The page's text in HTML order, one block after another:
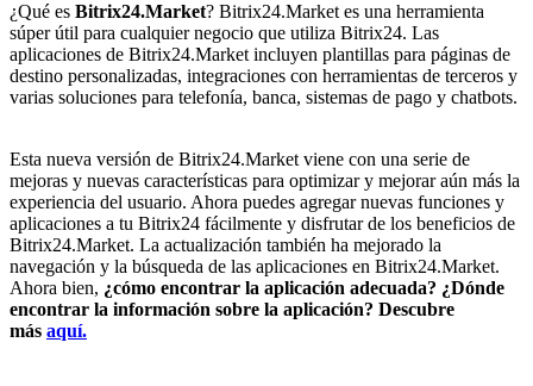
¿Qué es Bitrix24.Market? Bitrix24.Market es una herramienta
súper útil para cualquier negocio que utiliza Bitrix24. Las
aplicaciones de Bitrix24.Market incluyen plantillas para páginas de
destino personalizadas, integraciones con herramientas de terceros y
varias soluciones para telefonía, banca, sistemas de pago y chatbots.
Esta nueva versión de Bitrix24.Market viene con una serie de
mejoras y nuevas características para optimizar y mejorar aún más la
experiencia del usuario. Ahora puedes agregar nuevas funciones y
aplicaciones a tu Bitrix24 fácilmente y disfrutar de los beneficios de
Bitrix24.Market. La actualización también ha mejorado la
navegación y la búsqueda de las aplicaciones en Bitrix24.Market.
Ahora bien, ¿cómo encontrar la aplicación adecuada? ¿Dónde
encontrar la información sobre la aplicación? Descubre
más aquí.